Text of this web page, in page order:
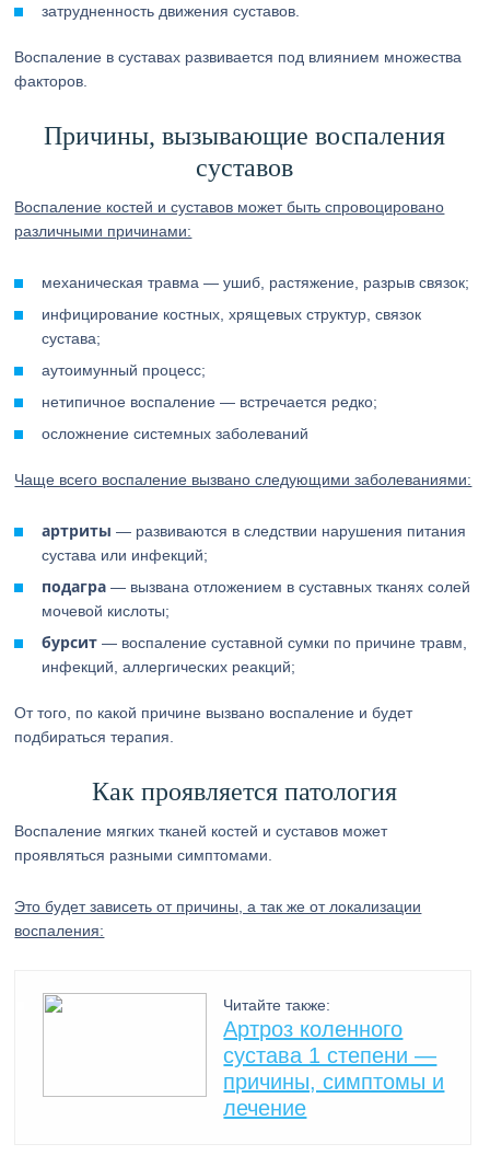
затрудненность движения суставов.
Воспаление в суставах развивается под влиянием множества
факторов.
Причины, вызывающие воспаления
суставов
Воспаление костей и суставов может быть спровоцировано
различными причинами:
механическая травма — ушиб, растяжение, разрыв связок;
инфицирование костных, хрящевых структур, связок
сустава;
аутоимунный процесс;
нетипичное воспаление — встречается редко;
осложнение системных заболеваний
Чаще всего воспаление вызвано следующими заболеваниями:
артриты — развиваются в следствии нарушения питания
сустава или инфекций;
подагра — вызвана отложением в суставных тканях солей
мочевой кислоты;
бурсит — воспаление суставной сумки по причине травм,
инфекций, аллергических реакций;
От того, по какой причине вызвано воспаление и будет
подбираться терапия.
Как проявляется патология
Воспаление мягких тканей костей и суставов может
проявляться разными симптомами.
Это будет зависеть от причины, а так же от локализации
воспаления:
Читайте также:
Артроз коленного
сустава 1 степени —
причины, симптомы и
лечение